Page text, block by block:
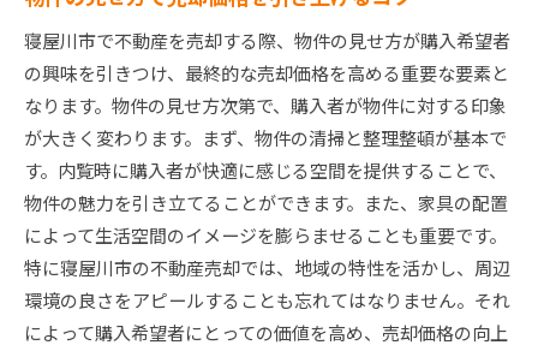
寝屋川市で不動産を売却する際、物件の見せ方が購入希望者
の興味を引きつけ、最終的な売却価格を高める重要な要素と
なります。物件の見せ方次第で、購入者が物件に対する印象
が大きく変わります。まず、物件の清掃と整理整頓が基本で
す。内覧時に購入者が快適に感じる空間を提供することで、
物件の魅力を引き立てることができます。また、家具の配置
によって生活空間のイメージを膨らませることも重要です。
特に寝屋川市の不動産売却では、地域の特性を活かし、周辺
環境の良さをアピールすることも忘れてはなりません。それ
によって購入希望者にとっての価値を高め、売却価格の向上